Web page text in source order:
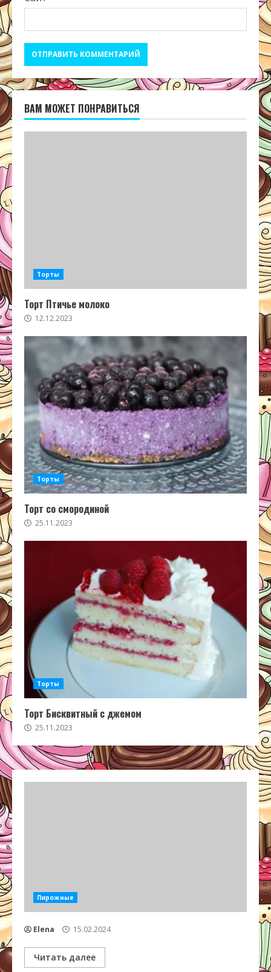
ВАМ МОЖЕТ ПОНРАВИТЬСЯ
Торты
Торт Птичье молоко
12.12.2023
Торты
Торт со смородиной
25.11.2023
Торты
Торт Бисквитный с джемом
25.11.2023
Пирожные
Elena 15.02.2024
Читать далее